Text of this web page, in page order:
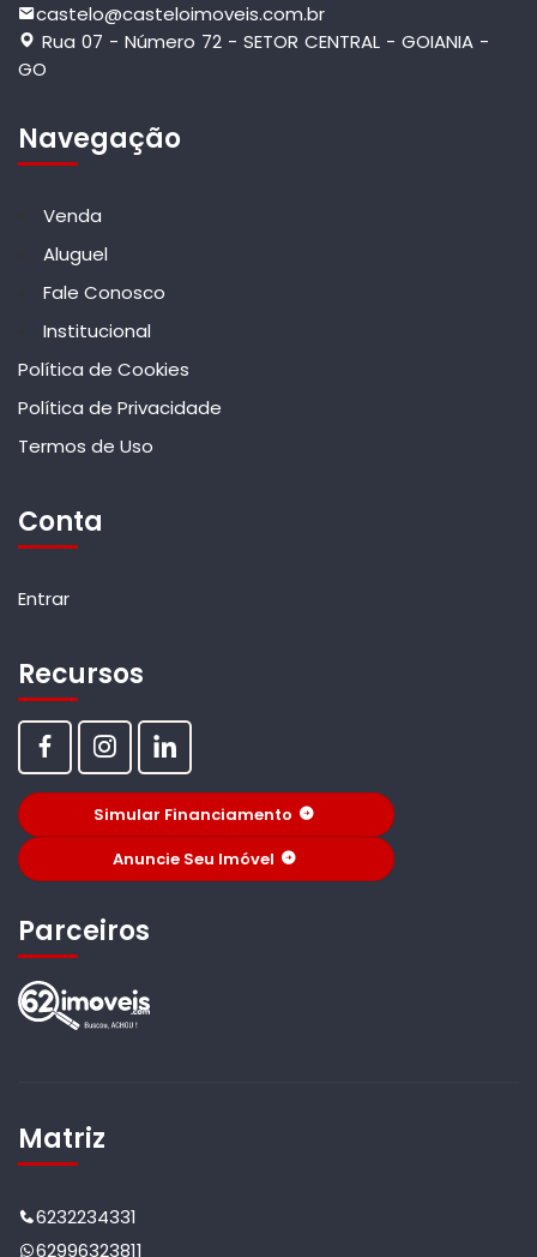
castelo@casteloimoveis.com.br
Rua 07 - Número 72 - SETOR CENTRAL - GOIANIA -
GO
Navegação
Venda
Aluguel
Fale Conosco
Institucional
Política de Cookies
Política de Privacidade
Termos de Uso
Conta
Entrar
Recursos
Simular Financiamento
Anuncie Seu Imóvel
Parceiros
Matriz
6232234331
62996323811